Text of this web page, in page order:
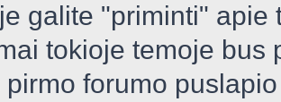
galite "priminti"
tokioje temoje bus
pirmo forumo